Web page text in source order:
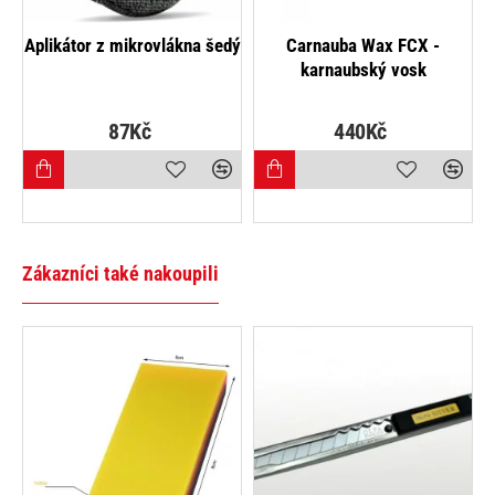
Crystal Wax - Ceramic &
725Kč
Quick Detailer FCX - detailer
240Kč
Zákazníci také nakoupili